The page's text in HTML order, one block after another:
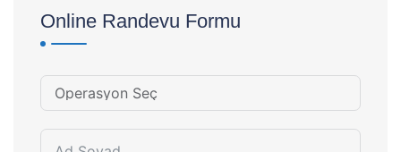
Online Randevu Formu